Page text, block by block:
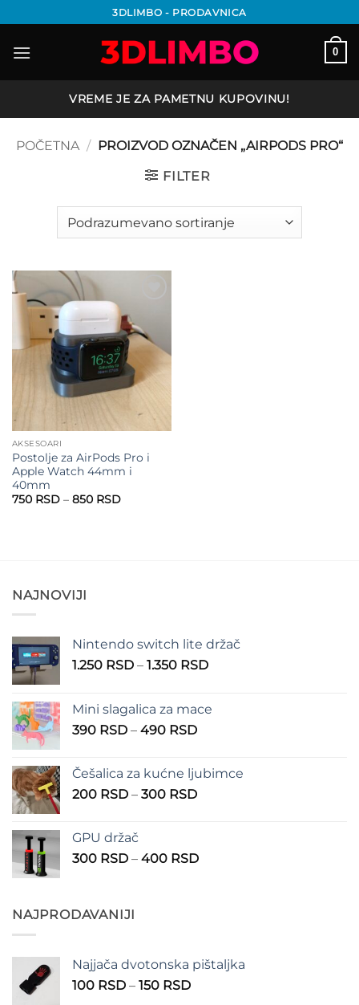
na
sadržaj
3DLIMBO - PRODAVNICA
0
VREME JE ZA PAMETNU KUPOVINU!
POČETNA / PROIZVOD OZNAČEN „AIRPODS PRO“
FILTER
wishlist
AKSESOARI
Postolje za AirPods Pro i
Apple Watch 44mm i
40mm
750 RSD – 850 RSDRaspon
NAJNOVIJI
Nintendo switch lite držač
1.250 RSD – 1.350 RSDRaspon
1.250 RSD
Mini slagalica za mace
390 RSD – 490 RSDRaspon
390 RSD
do
Češalica za kućne ljubimce
200 RSD – 300 RSDRaspon
do
GPU držač
300 RSD – 400 RSDRaspon
NAJPRODAVANIJI
Najjača dvotonska pištaljka
100 RSD – 150 RSDRaspon